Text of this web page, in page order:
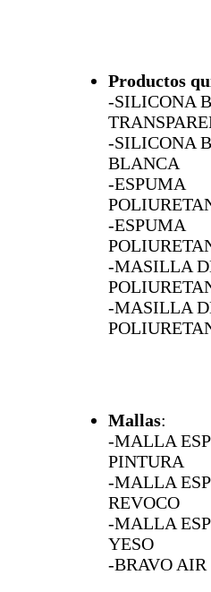
Productos
-SILICONA
-SILICONA
BLANCA
-ESPUMA
-ESPUMA
-MASILLA
-MASILLA
Mallas:
-MALLA
PINTURA
-MALLA
REVOCO
-MALLA
YESO
-BRAVO AIR